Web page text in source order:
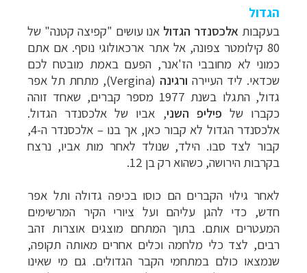
הגדול
בעקבות אלכסנדר הגדול אנו עושים "קפיצה קטנה" של
80 קילומטר צפונה, אל אתר ארכאולוגי נוסף. אם אתם
כמוני לא מחובבי הז'אנר, הפעם באמת מובטח לכם
שכדאי. ליד העיירה ורגינה (
Vergina), מתחת תל אפר
גדול, התגלו בשנת 1977 מספר קברים, שאחד זוהה
כקברו של פיליפ השני, אביו של אלכסנדר הגדול.
אלכסנדר הגדול לא קבור כאן, אך בנו – אלכסנדר ה-4,
קבור לצד סבו. הילד, שנולד לאחר מות אביו, נרצח
בקרבות הירושה, כשהוא רק בן 12.
לאחר גילוי הקברים הם כוסו בכיפה גדולה ותל אפר
חדש, כדי להגן עליהם ועל ציורי הקיר המרשימים
המעטרים אותם. בתוך המתחם מוצגים אוצרות זהב
רבים, לצד כלי מלחמה וכלים אחרים מאותה תקופה,
שנמצאו כולם במתחמי הקבר הגדולים. גם מי שאינו